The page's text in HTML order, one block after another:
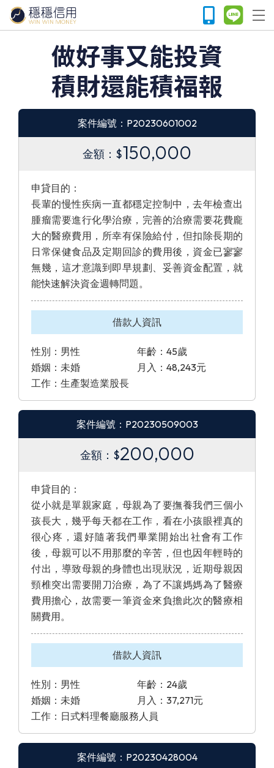
做好事又能投資
積財還能積福報
案件編號：P20230601002
金額：$150,000
申貸目的：
長輩的慢性疾病一直都穩定控制中，去年檢查出
腫瘤需要進行化學治療，完善的治療需要花費龐
大的醫療費用，所幸有保險給付，但扣除長期的
日常保健食品及定期回診的費用後，資金已寥寥
無幾，這才意識到即早規劃、妥善資金配置，就
能快速解決資金週轉問題。
借款人資訊
性別：男性
年齡：45歲
婚姻：未婚
月入：48,243元
工作：生產製造業股長
案件編號：P20230509003
金額：$200,000
申貸目的：
從小就是單親家庭，母親為了要撫養我們三個小
孩長大，幾乎每天都在工作，看在小孩眼裡真的
很心疼，還好隨著我們畢業開始出社會有工作
後，母親可以不用那麼的辛苦，但也因年輕時的
付出，導致母親的身體也出現狀況，近期母親因
頸椎突出需要開刀治療，為了不讓媽媽為了醫療
費用擔心，故需要一筆資金來負擔此次的醫療相
關費用。
借款人資訊
性別：男性
年齡：24歲
婚姻：未婚
月入：37,271元
工作：日式料理餐廳服務人員
案件編號：P20230428004